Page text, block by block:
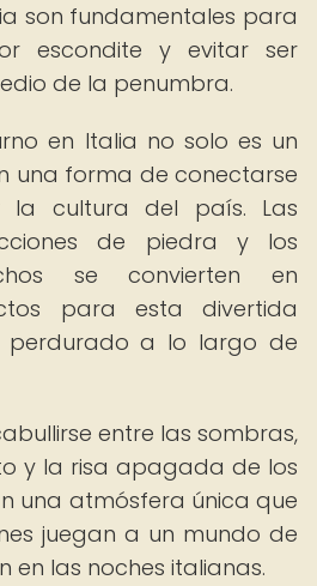
son fundamentales para
escondite y evitar ser
de la penumbra.
en Italia no solo es un
una forma de conectarse
cultura del país. Las
de piedra y los
se convierten en
para esta divertida
a lo largo de
entre las sombras,
y la risa apagada de los
una atmósfera única que
juegan a un mundo de
en las noches italianas.